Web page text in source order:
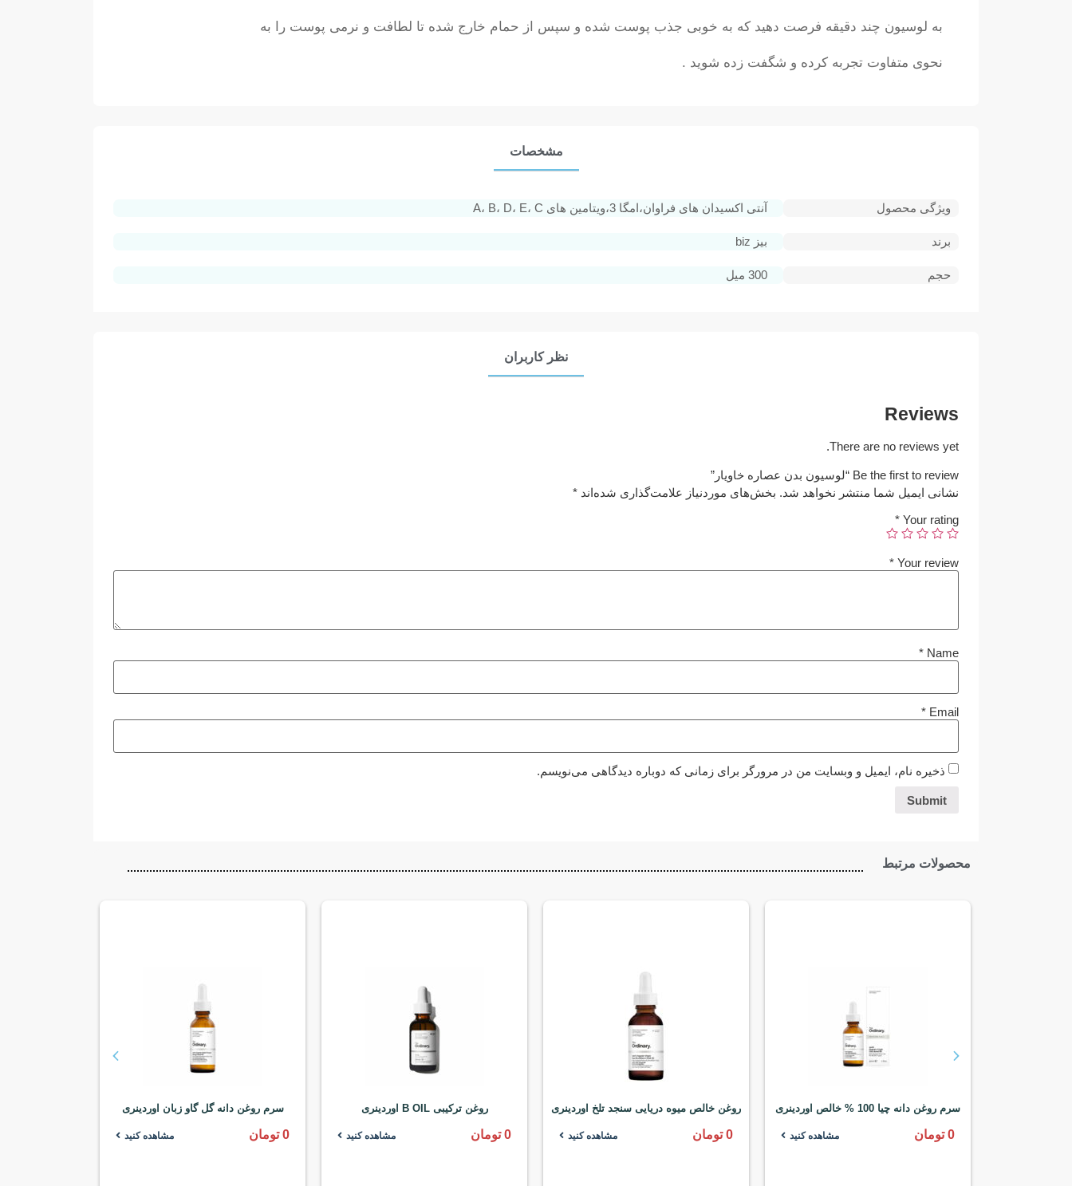
به لوسیون چند دقیقه فرصت دهید که به خوبی جذب پوست شده و سپس از حمام خارج شده تا لطافت و نرمی پوست را به
نحوی متفاوت تجربه کرده و شگفت زده شوید .
مشخصات
ویژگی محصول آنتی اکسیدان های فراوان،امگا 3،ویتامین های A، B، D، E، C
برند بیز biz
حجم 300 میل
نظر کاربران
Reviews
There are no reviews yet.
Be the first to review “لوسیون بدن عصاره خاویار”
نشانی ایمیل شما منتشر نخواهد شد. بخش‌های موردنیاز علامت‌گذاری شده‌اند *
Your rating
*
Your review
*
Name
*
Email
*
ذخیره نام، ایمیل و وبسایت من در مرورگر برای زمانی که دوباره دیدگاهی می‌نویسم.
محصولات مرتبط
سرم روغن دانه چیا 100 % خالص اوردینری
0 تومان مشاهده کنید
روغن خالص میوه دریایی سنجد تلخ اوردینری
0 تومان مشاهده کنید
روغن ترکیبی B OIL اوردینری
0 تومان مشاهده کنید
سرم روغن دانه گل گاو زبان اوردینری
0 تومان مشاهده کنید